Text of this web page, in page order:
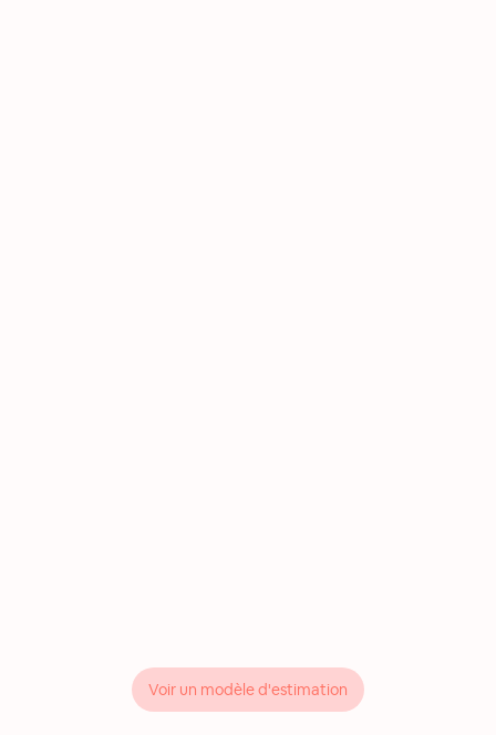
Voir un modèle d'estimation